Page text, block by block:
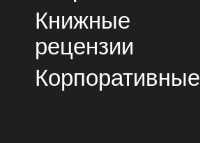
Книжные
рецензии
Корпоративные